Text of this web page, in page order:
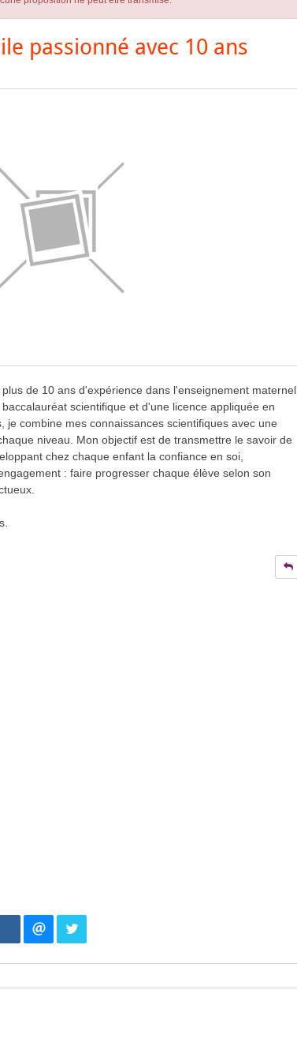
passionné avec 10 ans
de 10 ans d'expérience dans l'enseignement maternel,
scientifique et d'une licence appliquée en
je combine mes connaissances scientifiques avec une
niveau. Mon objectif est de transmettre le savoir de
chez chaque enfant la confiance en soi,
: faire progresser chaque élève selon son